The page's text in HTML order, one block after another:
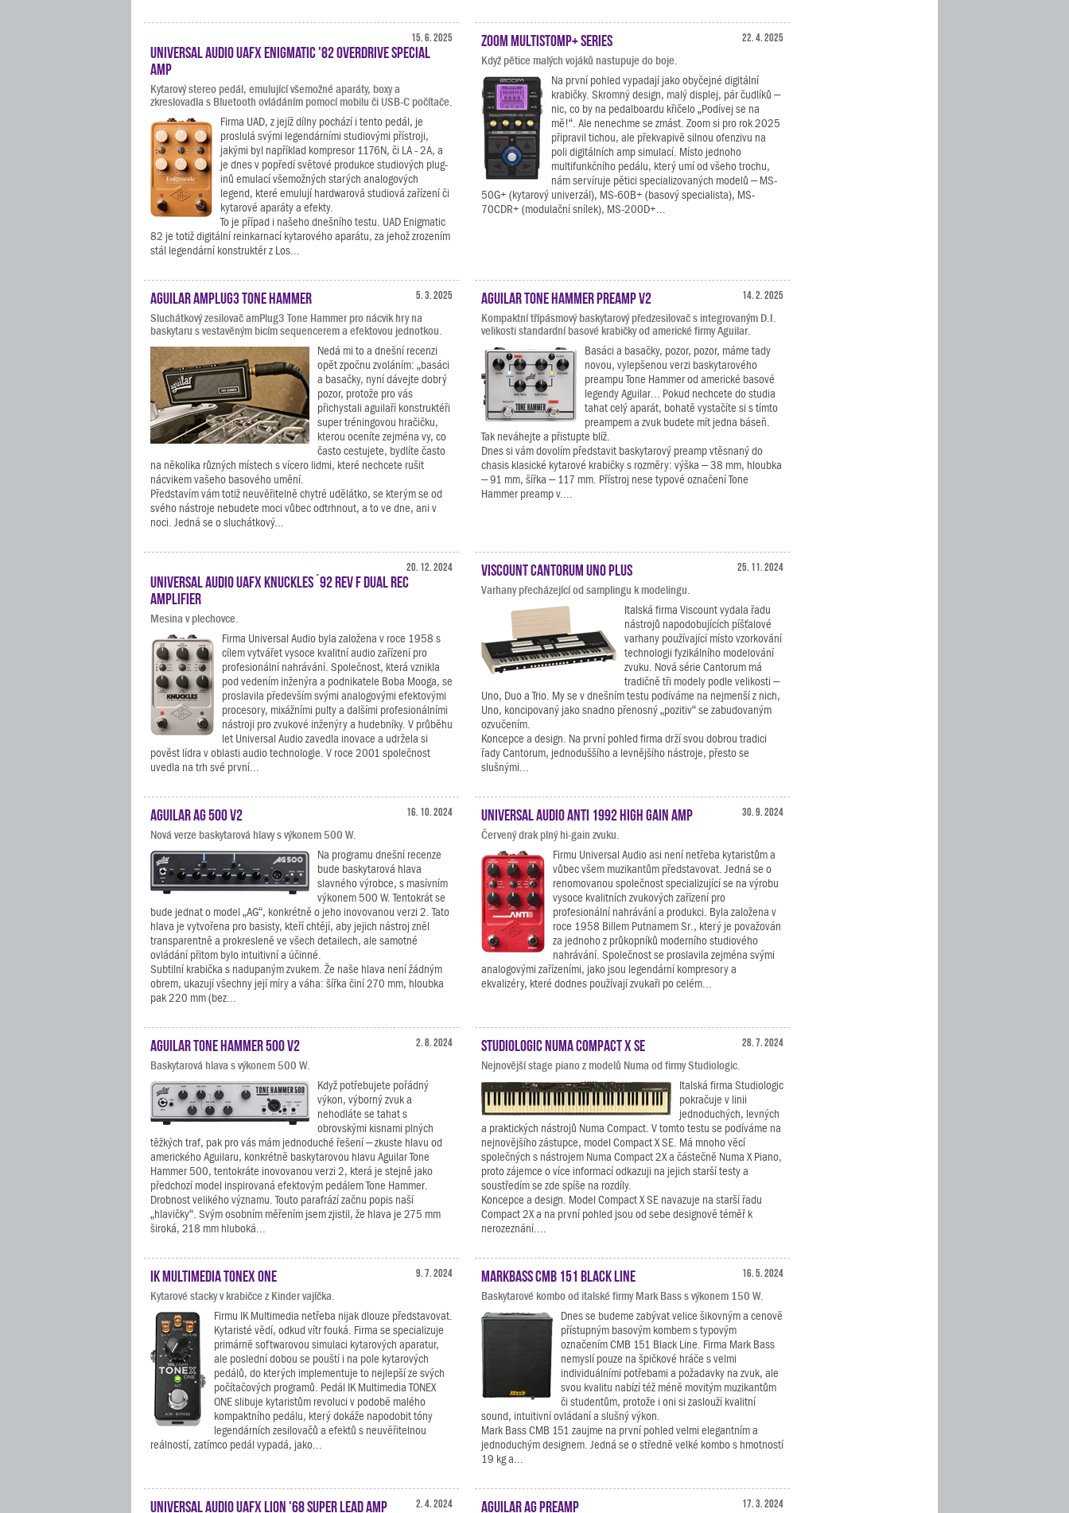
15. 6. 2025
Universal Audio UAFX Enigmatic '82 Overdrive Special
Amp
Kytarový stereo pedál, emulující všemožné aparáty, boxy a
zkreslovadla s Bluetooth ovládáním pomocí mobilu či USB-C počítače.
Firma UAD, z jejíž dílny pochází i tento pedál, je
proslulá svými legendárními studiovými přístroji,
jakými byl například kompresor 1176N, či LA - 2A, a
je dnes v popředí světové produkce studiových plug-
inů emulací všemožných starých analogových
legend, které emulují hardwarová studiová zařízení či
kytarové aparáty a efekty.
To je případ i našeho dnešního testu. UAD Enigmatic
82 je totiž digitální reinkarnací kytarového aparátu, za jehož zrozením
stál legendární konstruktér z Los...
22. 4. 2025
Zoom MultiStomp+ Series
Když pětice malých vojáků nastupuje do boje.
Na první pohled vypadají jako obyčejné digitální
krabičky. Skromný design, malý displej, pár čudlíků –
nic, co by na pedalboardu křičelo „Podívej se na
mě!“. Ale nenechme se zmást. Zoom si pro rok 2025
připravil tichou, ale překvapivě silnou ofenzivu na
poli digitálních amp simulací. Místo jednoho
multifunkčního pedálu, který umí od všeho trochu,
nám servíruje pětici specializovaných modelů – MS-
50G+ (kytarový univerzál), MS-60B+ (basový specialista), MS-
70CDR+ (modulační snílek), MS-200D+...
5. 3. 2025
Aguilar amPlug3 Tone Hammer
Sluchátkový zesilovač amPlug3 Tone Hammer pro nácvik hry na
baskytaru s vestavěným bicím sequencerem a efektovou jednotkou.
Nedá mi to a dnešní recenzi
opět zpočnu zvoláním: „basáci
a basačky, nyní dávejte dobrý
pozor, protože pro vás
přichystali aguilaří konstruktéři
super tréningovou hračičku,
kterou oceníte zejména vy, co
často cestujete, bydlíte často
na několika různých místech s vícero lidmi, které nechcete rušit
nácvikem vašeho basového umění.
Představím vám totiž neuvěřitelně chytré udělátko, se kterým se od
svého nástroje nebudete moci vůbec odtrhnout, a to ve dne, ani v
noci. Jedná se o sluchátkový...
14. 2. 2025
Aguilar Tone Hammer Preamp V2
Kompaktní třípásmový baskytarový předzesilovač s integrovaným D.I.
velikosti standardní basové krabičky od americké firmy Aguilar.
Basáci a basačky, pozor, pozor, máme tady
novou, vylepšenou verzi baskytarového
preampu Tone Hammer od americké basové
legendy Aguilar... Pokud nechcete do studia
tahat celý aparát, bohatě vystačíte si s tímto
preampem a zvuk budete mít jedna báseň.
Tak neváhejte a přistupte blíž.
Dnes si vám dovolím představit baskytarový preamp vtěsnaný do
chasis klasické kytarové krabičky s rozměry: výška – 38 mm, hloubka
– 91 mm, šířka – 117 mm. Přístroj nese typové označení Tone
Hammer preamp v....
20. 12. 2024
Universal Audio UAFX Knuckles ´92 Rev F Dual Rec
Amplifier
Mesina v plechovce.
Firma Universal Audio byla založena v roce 1958 s
cílem vytvářet vysoce kvalitní audio zařízení pro
profesionální nahrávání. Společnost, která vznikla
pod vedením inženýra a podnikatele Boba Mooga, se
proslavila především svými analogovými efektovými
procesory, mixážními pulty a dalšími profesionálními
nástroji pro zvukové inženýry a hudebníky. V průběhu
let Universal Audio zavedla inovace a udržela si
pověst lídra v oblasti audio technologie. V roce 2001 společnost
uvedla na trh své první...
25. 11. 2024
Viscount Cantorum Uno Plus
Varhany přecházející od samplingu k modelingu.
Italská firma Viscount vydala řadu
nástrojů napodobujících píšťalové
varhany používající místo vzorkování
technologii fyzikálního modelování
zvuku. Nová série Cantorum má
tradičně tři modely podle velikosti –
Uno, Duo a Trio. My se v dnešním testu podíváme na nejmenší z nich,
Uno, koncipovaný jako snadno přenosný „pozitiv“ se zabudovaným
ozvučením.
Koncepce a design. Na první pohled firma drží svou dobrou tradici
řady Cantorum, jednoduššího a levnějšího nástroje, přesto se
slušnými...
16. 10. 2024
Aguilar AG 500 V2
Nová verze baskytarová hlavy s výkonem 500 W.
Na programu dnešní recenze
bude baskytarová hlava
slavného výrobce, s masívním
výkonem 500 W. Tentokrát se
bude jednat o model „AG“, konkrétně o jeho inovovanou verzi 2. Tato
hlava je vytvořena pro basisty, kteří chtějí, aby jejich nástroj zněl
transparentně a prokresleně ve všech detailech, ale samotné
ovládání přitom bylo intuitivní a účinné.
Subtilní krabička s nadupaným zvukem. Že naše hlava není žádným
obrem, ukazují všechny její míry a váha: šířka činí 270 mm, hloubka
pak 220 mm (bez...
30. 9. 2024
Universal Audio ANTI 1992 High Gain Amp
Červený drak plný hi-gain zvuku.
Firmu Universal Audio asi není netřeba kytaristům a
vůbec všem muzikantům představovat. Jedná se o
renomovanou společnost specializující se na výrobu
vysoce kvalitních zvukových zařízení pro
profesionální nahrávání a produkci. Byla založena v
roce 1958 Billem Putnamem Sr., který je považován
za jednoho z průkopníků moderního studiového
nahrávání. Společnost se proslavila zejména svými
analogovými zařízeními, jako jsou legendární kompresory a
ekvalizéry, které dodnes používají zvukaři po celém...
2. 8. 2024
Aguilar Tone Hammer 500 V2
Baskytarová hlava s výkonem 500 W.
Když potřebujete pořádný
výkon, výborný zvuk a
nehodláte se tahat s
obrovskými kisnami plných
těžkých traf, pak pro vás mám jednoduché řešení – zkuste hlavu od
amerického Aguilaru, konkrétně baskytarovou hlavu Aguilar Tone
Hammer 500, tentokráte inovovanou verzi 2, která je stejně jako
předchozí model inspirovaná efektovým pedálem Tone Hammer.
Drobnost velikého významu. Touto parafrází začnu popis naší
„hlavičky“. Svým osobním měřením jsem zjistil, že hlava je 275 mm
široká, 218 mm hluboká...
28. 7. 2024
Studiologic Numa Compact X SE
Nejnovější stage piano z modelů Numa od firmy Studiologic.
Italská firma Studiologic
pokračuje v linii
jednoduchých, levných
a praktických nástrojů Numa Compact. V tomto testu se podíváme na
nejnovějšího zástupce, model Compact X SE. Má mnoho věcí
společných s nástrojem Numa Compact 2X a částečně Numa X Piano,
proto zájemce o více informací odkazuji na jejich starší testy a
soustředím se zde spíše na rozdíly.
Koncepce a design. Model Compact X SE navazuje na starší řadu
Compact 2X a na první pohled jsou od sebe designově téměř k
nerozeznání....
9. 7. 2024
IK Multimedia TONEX ONE
Kytarové stacky v krabičce z Kinder vajíčka.
Firmu IK Multimedia netřeba nijak dlouze představovat.
Kytaristé vědí, odkud vítr fouká. Firma se specializuje
primárně softwarovou simulaci kytarových aparatur,
ale poslední dobou se pouští i na pole kytarových
pedálů, do kterých implementuje to nejlepší ze svých
počítačových programů. Pedál IK Multimedia TONEX
ONE slibuje kytaristům revoluci v podobě malého
kompaktního pedálu, který dokáže napodobit tóny
legendárních zesilovačů a efektů s neuvěřitelnou
reálností, zatímco pedál vypadá, jako...
16. 5. 2024
Markbass CMB 151 Black Line
Baskytarové kombo od italské firmy Mark Bass s výkonem 150 W.
Dnes se budeme zabývat velice šikovným a cenově
přístupným basovým kombem s typovým
označením CMB 151 Black Line. Firma Mark Bass
nemyslí pouze na špičkové hráče s velmi
individuálními potřebami a požadavky na zvuk, ale
svou kvalitu nabízí též méně movitým muzikantům
či studentům, protože i oni si zaslouží kvalitní
sound, intuitivní ovládaní a slušný výkon.
Mark Bass CMB 151 zaujme na první pohled velmi elegantním a
jednoduchým designem. Jedná se o středně velké kombo s hmotností
19 kg a...
2. 4. 2024
Universal Audio UAFX Lion '68 Super Lead Amp 17. 3. 2024
Aguilar AG Preamp